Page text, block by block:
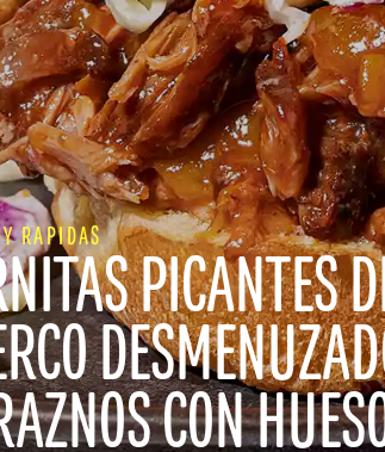
RAPIDAS
PICANTES
CON